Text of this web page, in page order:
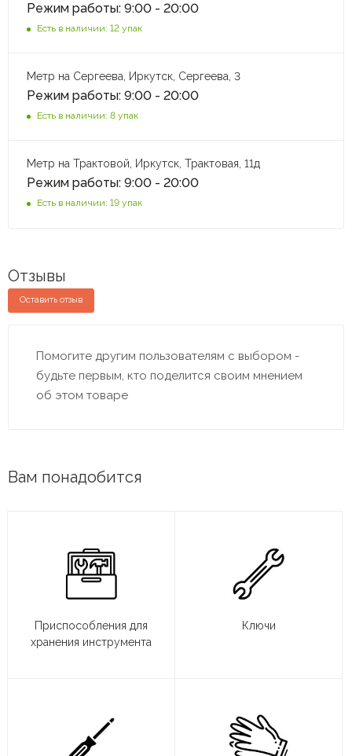
Режим работы: 9:00 - 20:00
Есть в наличии: 12 упак
Метр на Сергеева, Иркутск, Сергеева, 3
Режим работы: 9:00 - 20:00
Есть в наличии: 8 упак
Метр на Трактовой, Иркутск, Трактовая, 11д
Режим работы: 9:00 - 20:00
Есть в наличии: 19 упак
Отзывы
Оставить отзыв
Помогите другим пользователям с выбором -
будьте первым, кто поделится своим мнением
об этом товаре
Вам понадобится
Приспособления для
хранения инструмента
Ключи